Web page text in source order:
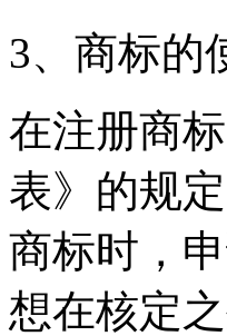
3、商标的
在注册商
表》的规
商标时，
想在核定